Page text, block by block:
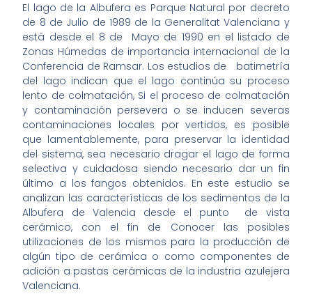
El lago de la Albufera es Parque Natural por decreto
de 8 de Julio de 1989 de la Generalitat Valenciana y
está desde el 8 de Mayo de 1990 en el listado de
Zonas Húmedas de importancia internacional de la
Conferencia de Ramsar. Los estudios de batimetría
del lago indican que el lago continúa su proceso
lento de colmatación, Si el proceso de colmatación
y contaminación persevera o se inducen severas
contaminaciones locales por vertidos, es posible
que lamentablemente, para preservar la identidad
del sistema, sea necesario dragar el lago de forma
selectiva y cuidadosa siendo necesario dar un fin
último a los fangos obtenidos. En este estudio se
analizan las características de los sedimentos de la
Albufera de Valencia desde el punto de vista
cerámico, con el fin de Conocer las posibles
utilizaciones de los mismos para la producción de
algún tipo de cerámica o como componentes de
adición a pastas cerámicas de la industria azulejera
Valenciana.